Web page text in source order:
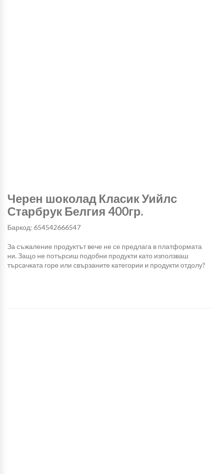
Черен шоколад Класик Уийлс
Старбрук Белгия 400гр.
Баркод: 654542666547
За съжаление продуктът вече не се предлага в платформата
ни. Защо не потърсиш подобни продукти като използваш
търсачката горе или свързаните категории и продукти отдолу?